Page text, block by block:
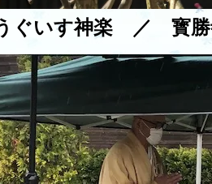
ぐいす神楽 ／ 寳勝